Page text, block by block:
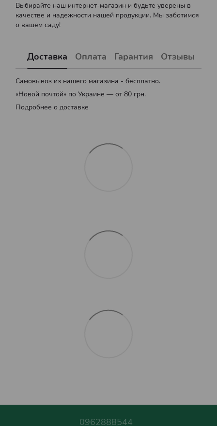
Выбирайте наш интернет-магазин и будьте уверены в
качестве и надежности нашей продукции. Мы заботимся
о вашем саду!
Доставка Оплата Гарантия Отзывы
Самовывоз из нашего магазина - бесплатно.
«Новой почтой» по Украине — от 80 грн.
Подробнее о доставке
0962888544